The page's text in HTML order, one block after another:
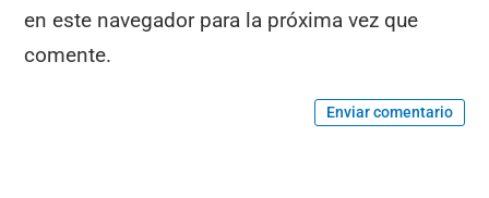
en este navegador para la próxima vez que
comente.
Enviar comentario